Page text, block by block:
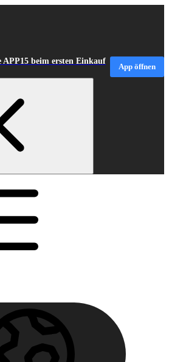
beim ersten Einkauf
App öffnen